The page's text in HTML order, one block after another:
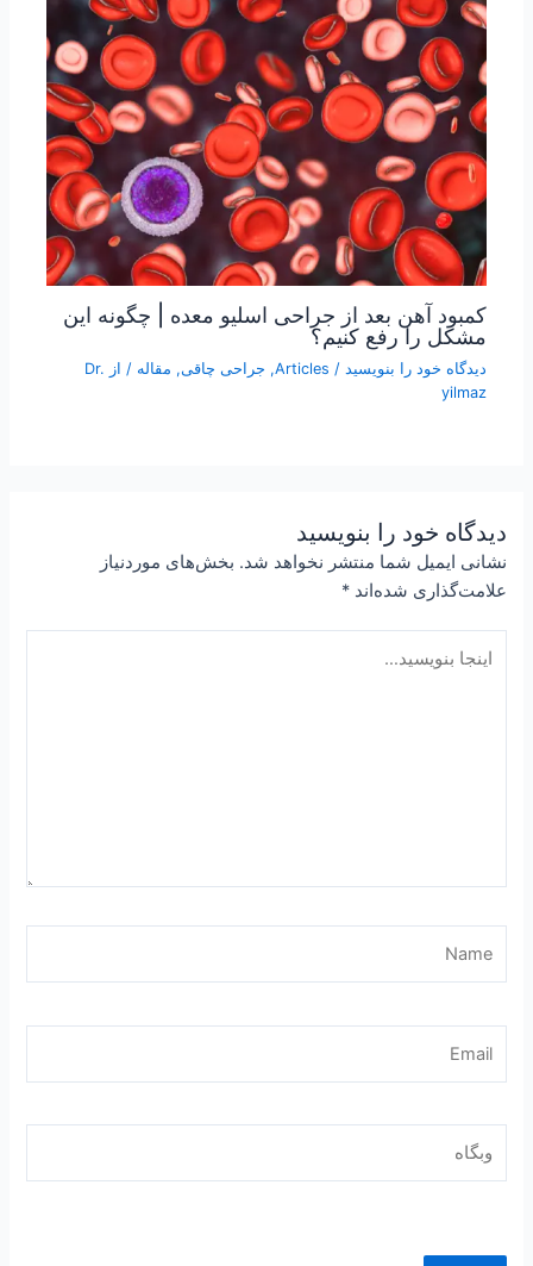
کمبود آهن بعد از جراحی اسلیو معده | چگونه این
مشکل را رفع کنیم؟
دیدگاه‌ خود را بنویسید /
Articles
, جراحی چاقی, مقاله / از Dr.
yilmaz
دیدگاه‌ خود را بنویسید
نشانی ایمیل شما منتشر نخواهد شد. بخش‌های موردنیاز
علامت‌گذاری شده‌اند*
بنویسید…